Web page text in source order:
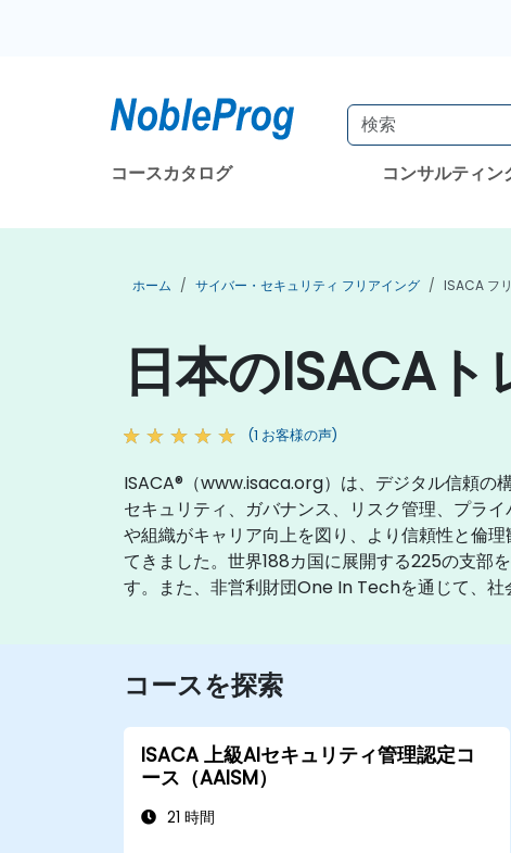
コースカタログ コンサルティン
ホーム サイバー・セキュリティ フリアイング ISACA フ
日本のISACA
(1 お客様の声)
ISACA®（www.isaca.org）は、デジタル信頼の
セキュリティ、ガバナンス、リスク管理、プラ
や組織がキャリア向上を図り、より信頼性と倫
てきました。世界188カ国に展開する225の支部
す。また、非営利財団One In Techを通じて、社
コースを探索
ISACA 上級AIセキュリティ管理認定コ
ース（AAISM）
21 時間